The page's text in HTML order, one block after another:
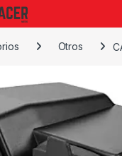
Otros